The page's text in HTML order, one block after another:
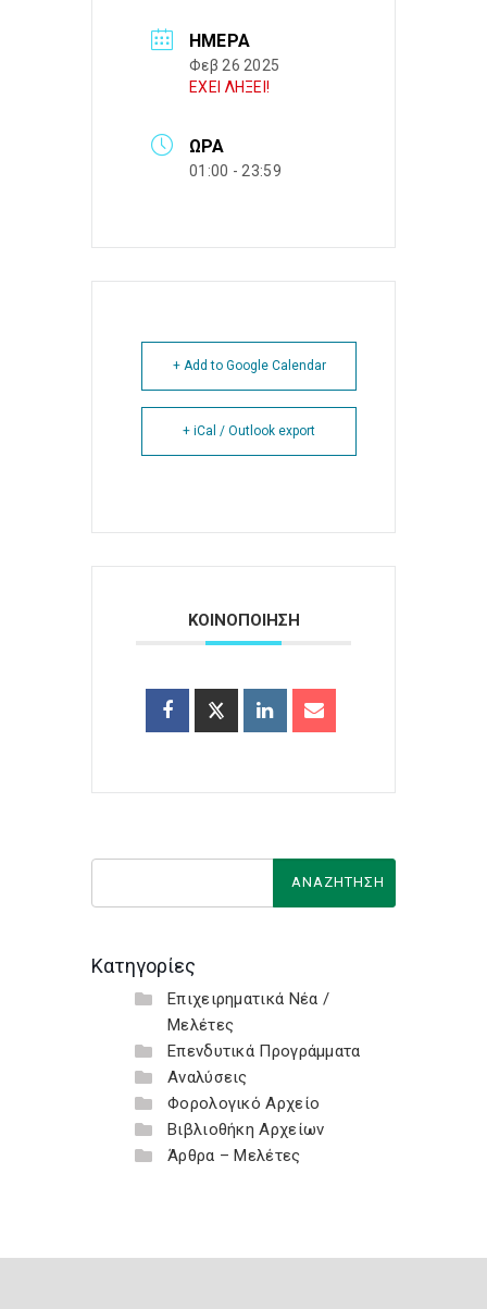
ΗΜΈΡΑ
Φεβ 26 2025
ΕΧΕΙ ΛΗΞΕΙ!
ΏΡΑ
01:00 - 23:59
+ Add to Google Calendar
+ iCal / Outlook export
ΚΟΙΝΟΠΟΙΗΣΗ
Κατηγορίες
Επιχειρηματικά Νέα /
Μελέτες
Επενδυτικά Προγράμματα
Αναλύσεις
Φορολογικό Αρχείο
Βιβλιοθήκη Αρχείων
Άρθρα – Μελέτες